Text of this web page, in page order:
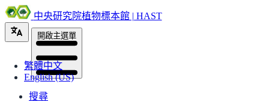
中央研究院植物標本館 | HAST
繁體中文
English (US)
開啟主選單
搜尋